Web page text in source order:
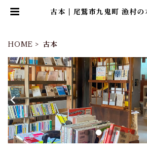
古本 | 尾鷲市九鬼町 漁村の
HOME 古本